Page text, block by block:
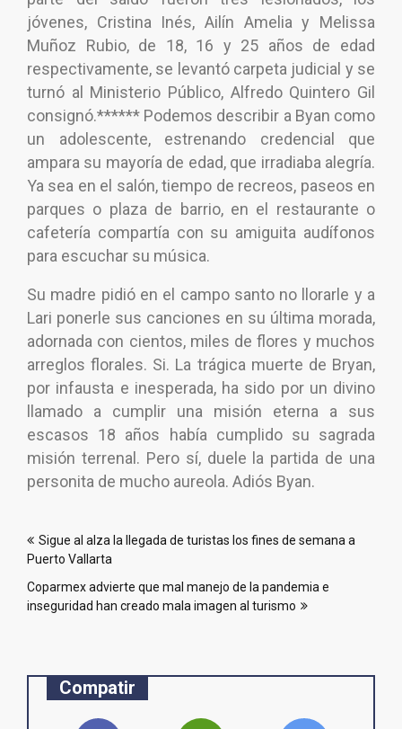
jóvenes, Cristina Inés, Ailín Amelia y Melissa
Muñoz Rubio, de 18, 16 y 25 años de edad
respectivamente, se levantó carpeta judicial y se
turnó al Ministerio Público, Alfredo Quintero Gil
consignó.****** Podemos describir a Byan como
un adolescente, estrenando credencial que
ampara su mayoría de edad, que irradiaba alegría.
Ya sea en el salón, tiempo de recreos, paseos en
parques o plaza de barrio, en el restaurante o
cafetería compartía con su amiguita audífonos
para escuchar su música.
Su madre pidió en el campo santo no llorarle y a
Lari ponerle sus canciones en su última morada,
adornada con cientos, miles de flores y muchos
arreglos florales. Si. La trágica muerte de Bryan,
por infausta e inesperada, ha sido por un divino
llamado a cumplir una misión eterna a sus
escasos 18 años había cumplido su sagrada
misión terrenal. Pero sí, duele la partida de una
personita de mucho aureola. Adiós Byan.
de
entradas
Sigue al alza la llegada de turistas los fines de semana a
Puerto Vallarta
Coparmex advierte que mal manejo de la pandemia e
inseguridad han creado mala imagen al turismo
Compatir